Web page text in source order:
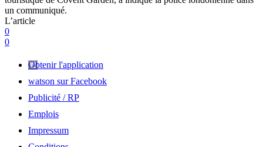
un communiqué.
L’article
0
0
Obtenir l'application
watson sur Facebook
Publicité / RP
Emplois
Impressum